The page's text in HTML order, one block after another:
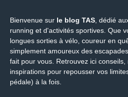
Bienvenue sur le blog TAS, dédié
running et d'activités sportives. Que
longues sorties à vélo, coureur en
simplement amoureux des
fait pour vous. Retrouvez ici conseils,
inspirations pour repousser vos
pédale) à la fois.